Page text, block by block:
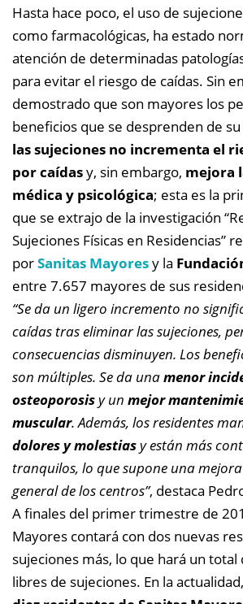
Hasta hace poco, el uso de
como farmacológicas, ha estado
atención de determinadas
para evitar el riesgo de caídas. Sin
demostrado que son mayores los
beneficios que se desprenden de su
las sujeciones no incrementa el
por caídasy, sin embargo, mejora
médica y psicológica; esta es la
que se extrajo de la investigación
Sujeciones Físicas en Residencias”
porSanitas Mayoresy la
entre 7.657 mayores de sus
“Se da un ligero incremento no
caídas tras eliminar las sujeciones,
consecuencias disminuyen. Los
son múltiples. Se da unamenor
osteoporosisy un mejor
muscular. Además, los residentes
dolores y molestiasy están más
tranquilos, lo que supone una
general de los centros”, destaca
A finales del primer trimestre de
Mayores contará con dos nuevas
sujeciones más, lo que hará un
libres de sujeciones. En la actualidad,